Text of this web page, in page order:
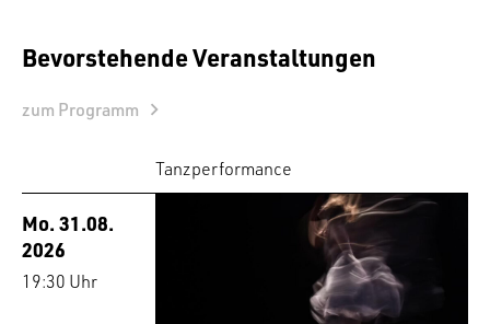
Bevorstehende Veranstaltungen
zum Programm
Tanzperformance
Mo. 31.08.
2026
19:30 Uhr